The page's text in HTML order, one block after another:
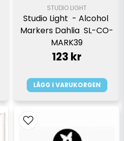
STUDIO LIGHT
Studio Light  - Alcohol
Markers Dahlia  SL-CO-
MARK39
123 kr
LÄGG I VARUKORGEN